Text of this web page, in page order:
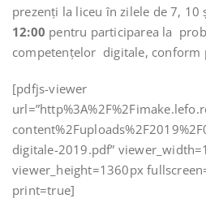
prezenţi la liceu în zilele de 7, 10
12:00 pentru participarea la
competenţelor digitale, conform
[pdfjs-viewer
digitale-2019.pdf”
viewer_height=1360px
print=true]